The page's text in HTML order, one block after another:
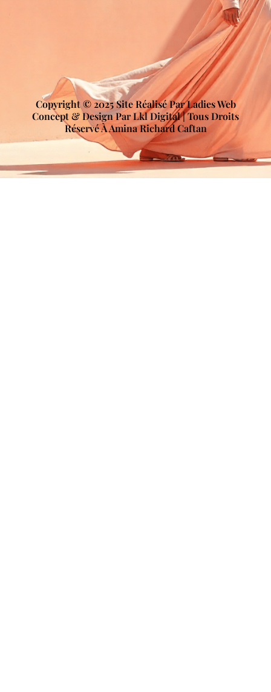
Copyright © 2025 Site Réalisé Par Ladies Web
Concept & Design Par Lkl Digital | Tous Droits
Réservé À Amina Richard Caftan